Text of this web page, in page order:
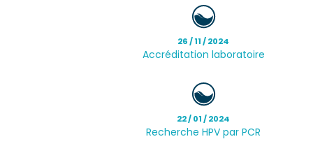
26 / 11 / 2024
Accréditation laboratoire
22 / 01 / 2024
Recherche HPV par PCR